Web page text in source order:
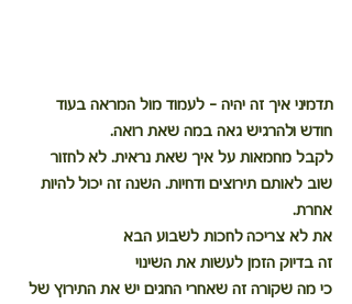
תדמיני איך זה יהיה - לעמוד מול המראה בעוד
חודש ולהרגיש גאה במה שאת רואה.
לקבל מחמאות על איך שאת נראית. לא לחזור
שוב לאותם תירוצים ודחיות. השנה זה יכול להיות
אחרת.
את לא צריכה לחכות לשבוע הבא
זה בדיוק הזמן לעשות את השינוי
כי מה שקורה זה שאחרי החגים יש את התירוץ של